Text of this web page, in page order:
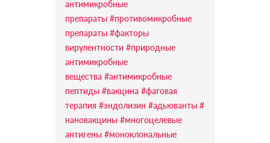
антимикробные
препараты #противомикробные
препараты #факторы
вирулентности #природные
антимикробные
вещества #антимикробные
пептиды #вакцина #фаговая
терапия #эндолизин #адьюванты #
нановакцины #многоцелевые
антигены #моноклональные